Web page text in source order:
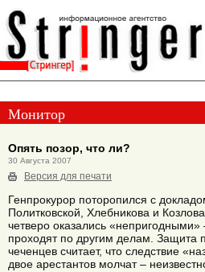
Монитор
Опять позор, что ли?
30 Августа 2007
Версия для печати
Генпрокурор поторопился с
Политковской, Хлебникова и
четверо оказались
проходят по другим делам. Защита
чеченцев считает, что следствие
двое арестантов молчат –